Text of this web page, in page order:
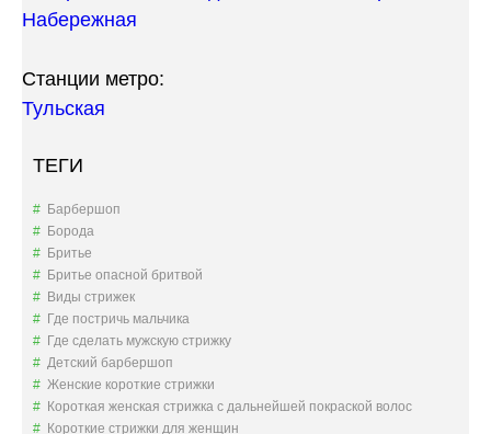
Набережная
Станции метро:
Тульская
ТЕГИ
Барбершоп
Борода
Бритье
Бритье опасной бритвой
Виды стрижек
Где постричь мальчика
Где сделать мужскую стрижку
Детский барбершоп
Женские короткие стрижки
Короткая женская стрижка с дальнейшей покраской волос
Короткие стрижки для женщин